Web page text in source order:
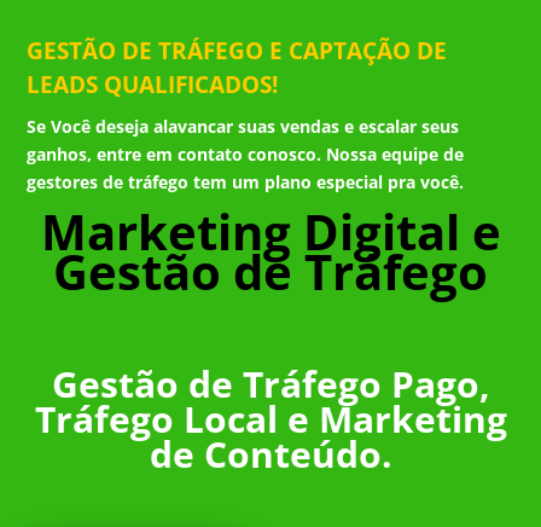
GESTÃO DE TRÁFEGO E CAPTAÇÃO DE
LEADS QUALIFICADOS!
Se Você deseja alavancar suas vendas e escalar seus
ganhos, entre em contato conosco. Nossa equipe de
gestores de tráfego tem um plano especial pra você.
Marketing Digital e
Gestão de Tráfego
Gestão de Tráfego Pago,
Tráfego Local e Marketing
de Conteúdo.